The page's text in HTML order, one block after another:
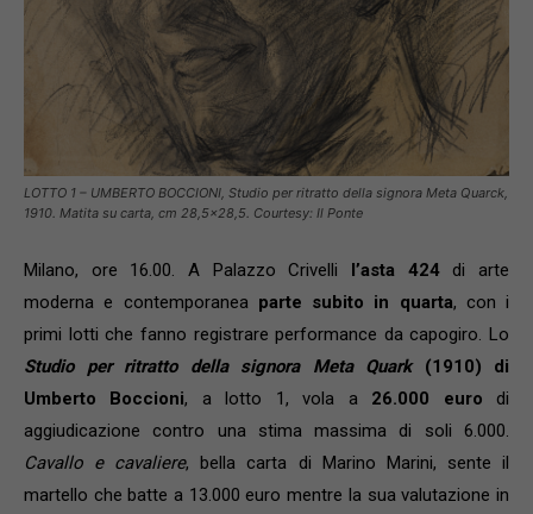
LOTTO 1 – UMBERTO BOCCIONI, Studio per ritratto della signora Meta Quarck,
1910. Matita su carta, cm 28,5×28,5. Courtesy: Il Ponte
Milano, ore 16.00. A Palazzo Crivelli l’asta 424di arte
moderna e contemporanea parte subito in quarta, con i
primi lotti che fanno registrare performance da capogiro. Lo
Studio per ritratto della signora Meta Quark(1910) di
Umberto Boccioni, a lotto 1, vola a 26.000 euro di
aggiudicazione contro una stima massima di soli 6.000.
Cavallo e cavaliere, bella carta di Marino Marini, sente il
martello che batte a 13.000 euro mentre la sua valutazione in